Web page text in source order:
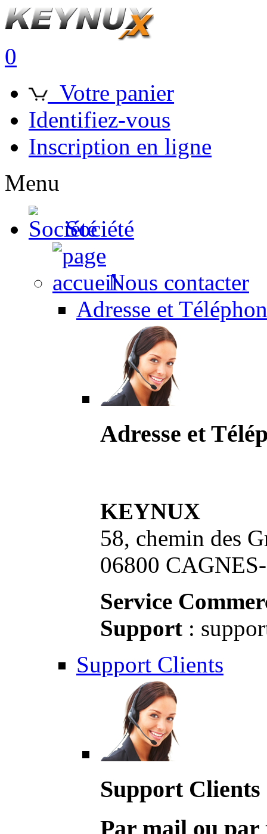
0
Votre panier
Identifiez-vous
Inscription en ligne
Menu
Société
Nous contacter
Adresse et
Adresse et
KEYNUX
58, chemin des
06800
Service
Support :
Support Clients
Support Clients
Par mail ou par